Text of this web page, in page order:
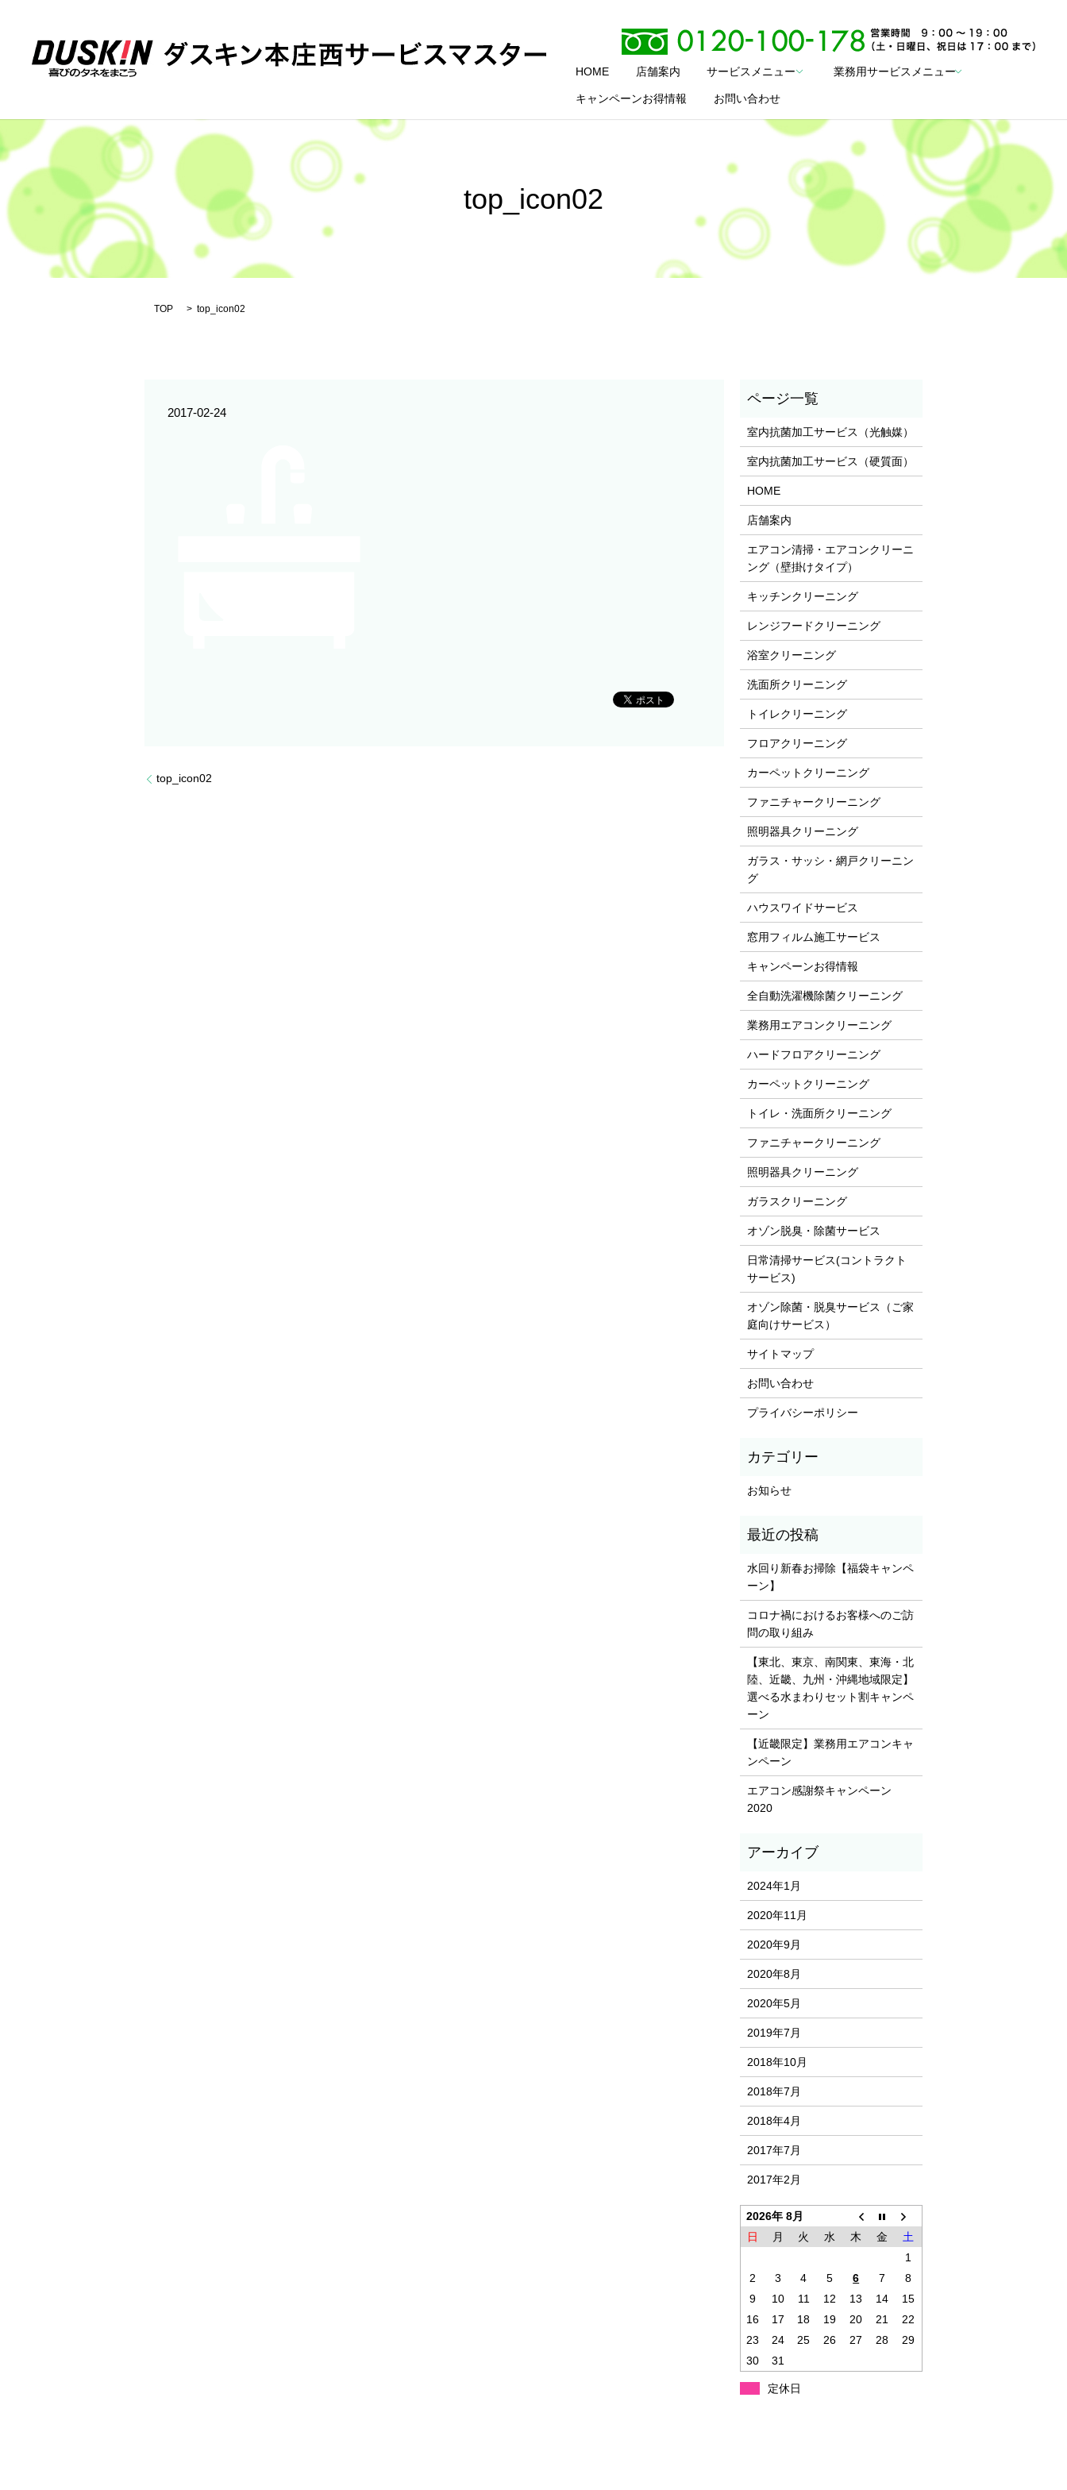
HOME 店舗案内 サービスメニュー 業務用サービスメニュー
キャンペーンお得情報 お問い合わせ
top_icon02
TOP top_icon02
2017-02-24
top_icon02
室内抗菌加工サービス（光触媒）
室内抗菌加工サービス（硬質面）
HOME
店舗案内
エアコン清掃・エアコンクリーニ
ング（壁掛けタイプ）
キッチンクリーニング
レンジフードクリーニング
浴室クリーニング
洗面所クリーニング
トイレクリーニング
フロアクリーニング
カーペットクリーニング
ファニチャークリーニング
照明器具クリーニング
ガラス・サッシ・網戸クリーニン
グ
ハウスワイドサービス
窓用フィルム施工サービス
キャンペーンお得情報
全自動洗濯機除菌クリーニング
業務用エアコンクリーニング
ハードフロアクリーニング
カーペットクリーニング
トイレ・洗面所クリーニング
ファニチャークリーニング
照明器具クリーニング
ガラスクリーニング
オゾン脱臭・除菌サービス
日常清掃サービス(コントラクト
サービス)
オゾン除菌・脱臭サービス（ご家
庭向けサービス）
サイトマップ
お問い合わせ
プライバシーポリシー
お知らせ
水回り新春お掃除【福袋キャンペ
ーン】
コロナ禍におけるお客様へのご訪
問の取り組み
【東北、東京、南関東、東海・北
陸、近畿、九州・沖縄地域限定】
選べる水まわりセット割キャンペ
ーン
【近畿限定】業務用エアコンキャ
ンペーン
エアコン感謝祭キャンペーン
2020
2024年1月
2020年11月
2020年9月
2020年8月
2020年5月
2019年7月
2018年10月
2018年7月
2018年4月
2017年7月
2017年2月
2026年 8月
日
月 火 水 木 金
土
1
2
3 4 5 6 7
8
9
10 11 12 13 14
15
16
17 18 19 20 21
22
23
24 25 26 27 28
29
30
31
定休日